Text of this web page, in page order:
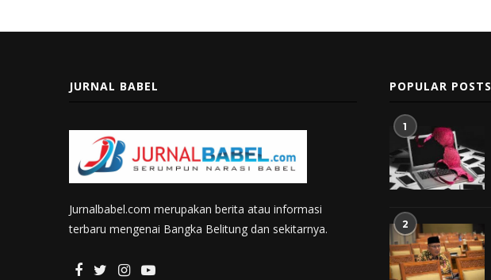
JURNAL BABEL
Jurnalbabel.com merupakan berita atau informasi
terbaru mengenai Bangka Belitung dan sekitarnya.
POPULAR POSTS
1
2